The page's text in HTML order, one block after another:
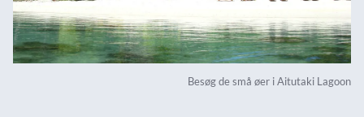
Besøg de små øer i Aitutaki Lagoon